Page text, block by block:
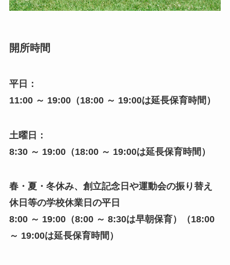
開所時間
平日：
11:00 ～ 19:00（18:00 ～ 19:00は延長保育時間）
土曜日：
8:30 ～ 19:00（18:00 ～ 19:00は延長保育時間）
春・夏・冬休み、創立記念日や運動会の振り替え
休日等の学校休業日の平日
8:00 ～ 19:00（8:00 ～ 8:30は早朝保育）（18:00
～ 19:00は延長保育時間）